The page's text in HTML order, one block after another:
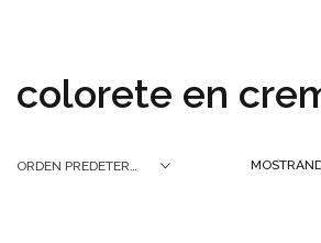
colorete en
ORDEN PREDETERMINADO